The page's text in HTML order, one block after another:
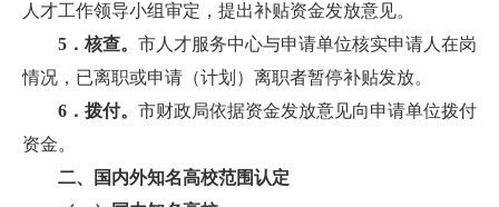
人才工作领导小组审定，提出补贴资金发放意见。
5．核查。 市人才服务中心与申请单位核实申请人在岗
情况，已离职或申请（计划）离职者暂停补贴发放。
6．拨付。 市财政局依据资金发放意见向申请单位拨付
资金。
二、国内外知名高校范围认定